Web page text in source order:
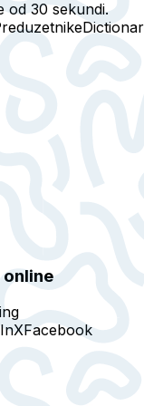
od 30 sekundi.
XFacebook